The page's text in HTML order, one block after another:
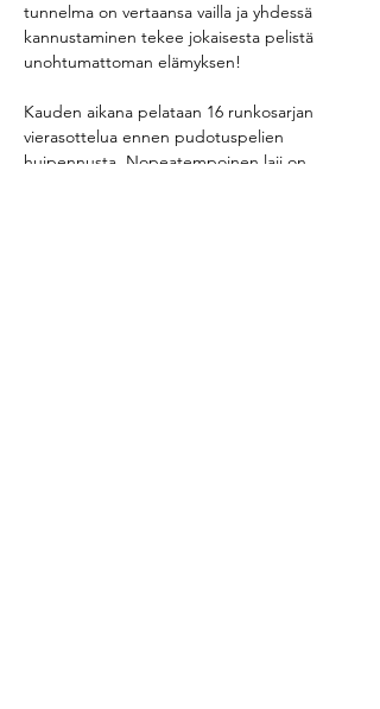
tunnelma on vertaansa vailla ja yhdessä
kannustaminen tekee jokaisesta pelistä
unohtumattoman elämyksen!
Kauden aikana pelataan 16 runkosarjan
vierasottelua ennen pudotuspelien
huipennusta. Nopeatempoinen laji on